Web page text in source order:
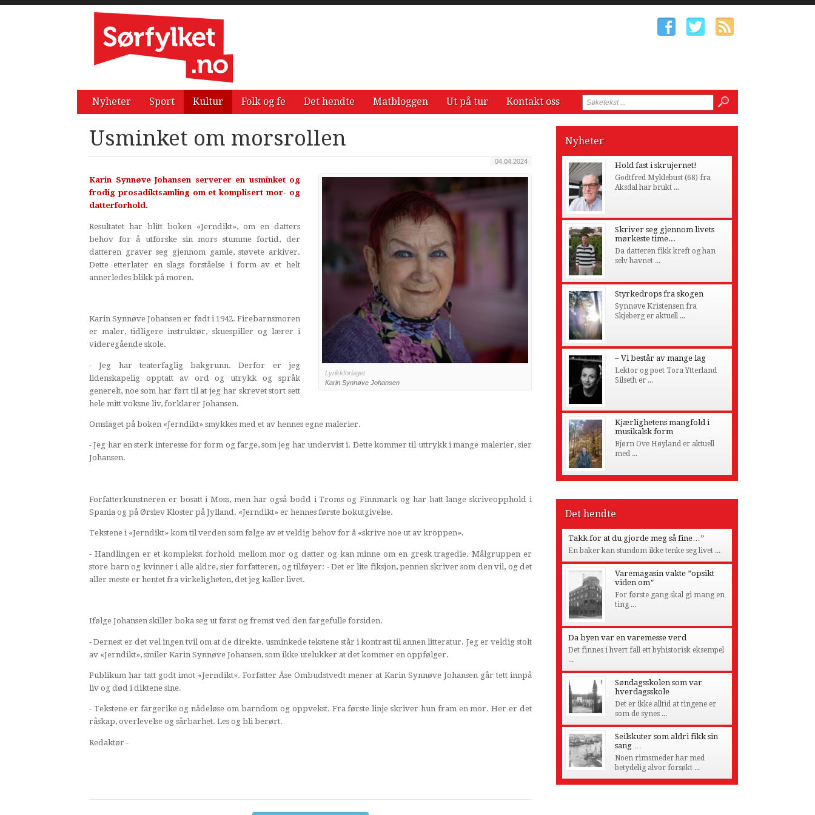
Nyheter Sport Kultur Folk og fe Det hendte Matbloggen Ut på tur Kontakt oss
Usminket om morsrollen
04.04.2024
Lyrikkforlaget
Karin Synnøve Johansen
Karin Synnøve Johansen serverer en usminket og
frodig prosadiktsamling om et komplisert mor- og
datterforhold.
Resultatet har blitt boken «Jerndikt», om en datters
behov for å utforske sin mors stumme fortid, der
datteren graver seg gjennom gamle, støvete arkiver.
Dette etterlater en slags forståelse i form av et helt
annerledes blikk på moren.
Karin Synnøve Johansen er født i 1942. Firebarnsmoren
er maler, tidligere instruktør, skuespiller og lærer i
videregående skole.
- Jeg har teaterfaglig bakgrunn. Derfor er jeg
lidenskapelig opptatt av ord og utrykk og språk
generelt, noe som har ført til at jeg har skrevet stort sett
hele mitt voksne liv, forklarer Johansen.
Omslaget på boken «Jerndikt» smykkes med et av hennes egne malerier.
- Jeg har en sterk interesse for form og farge, som jeg har undervist i. Dette kommer til uttrykk i mange malerier, sier
Johansen.
Forfatterkunstneren er bosatt i Moss, men har også bodd i Troms og Finnmark og har hatt lange skriveopphold i
Spania og på Ørslev Kloster på Jylland. «Jerndikt» er hennes første bokutgivelse.
Tekstene i «Jerndikt» kom til verden som følge av et veldig behov for å «skrive noe ut av kroppen».
- Handlingen er et komplekst forhold mellom mor og datter og kan minne om en gresk tragedie. Målgruppen er
store barn og kvinner i alle aldre, sier forfatteren, og tilføyer: - Det er lite fiksjon, pennen skriver som den vil, og det
aller meste er hentet fra virkeligheten, det jeg kaller livet.
Ifølge Johansen skiller boka seg ut først og fremst ved den fargefulle forsiden.
- Dernest er det vel ingen tvil om at de direkte, usminkede tekstene står i kontrast til annen litteratur. Jeg er veldig stolt
av «Jerndikt», smiler Karin Synnøve Johansen, som ikke utelukker at det kommer en oppfølger.
Publikum har tatt godt imot «Jerndikt». Forfatter Åse Ombudstvedt mener at Karin Synnøve Johansen går tett innpå
liv og død i diktene sine.
- Tekstene er fargerike og nådeløse om barndom og oppvekst. Fra første linje skriver hun fram en mor. Her er det
råskap, overlevelse og sårbarhet. Les og bli berørt.
Redaktør -
Nyheter
Hold fast i skrujernet!
Godtfred Myklebust (68) fra
Aksdal har brukt ...
Skriver seg gjennom livets
mørkeste time...
Da datteren fikk kreft og han
selv havnet ...
Styrkedrops fra skogen
Synnøve Kristensen fra
Skjeberg er aktuell ...
– Vi består av mange lag
Lektor og poet Tora Ytterland
Silseth er ...
Kjærlighetens mangfold i
musikalsk form
Bjørn Ove Høyland er aktuell
med ...
Det hendte
Takk for at du gjorde meg så fine…”
En baker kan stundom ikke tenke seg livet ...
Varemagasin vakte ”opsikt
viden om”
For første gang skal gi mang en
ting ...
Da byen var en varemesse verd
Det finnes i hvert fall ett byhistorisk eksempel
...
Søndagsskolen som var
hverdagsskole
Det er ikke alltid at tingene er
som de synes ...
Seilskuter som aldri fikk sin
sang …
Noen rimsmeder har med
betydelig alvor forsøkt ...